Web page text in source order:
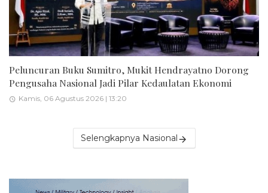
Peluncuran Buku Sumitro, Mukit Hendrayatno Dorong
Pengusaha Nasional Jadi Pilar Kedaulatan Ekonomi
Kamis, 06 Agustus 2026 | 13:20
Selengkapnya Nasional